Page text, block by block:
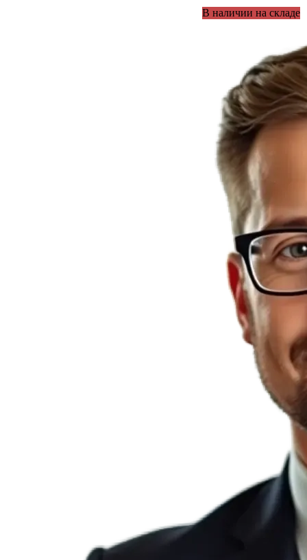
В наличии на складе